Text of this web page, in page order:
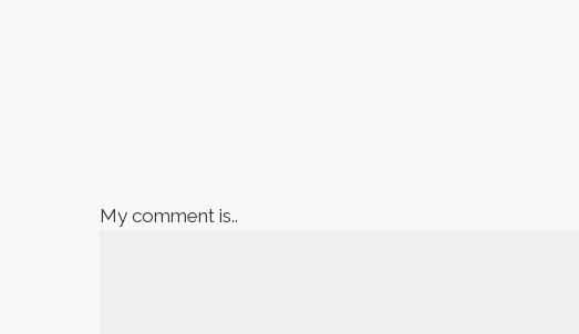
My comment is..